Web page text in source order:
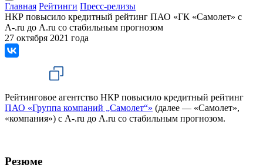
Главная Рейтинги Пресс-релизы
НКР повысило кредитный рейтинг ПАО «ГК «Самолет» с
A-.ru до A.ru со стабильным прогнозом
27 октября 2021 года
Рейтинговое агентство НКР повысило кредитный рейтинг
ПАО «Группа компаний „Самолет“» (далее — «Самолет»,
«компания») с A-.ru до A.ru со стабильным прогнозом.
Резюме